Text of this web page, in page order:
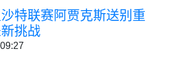
特联赛阿贾克斯送别重
挑战